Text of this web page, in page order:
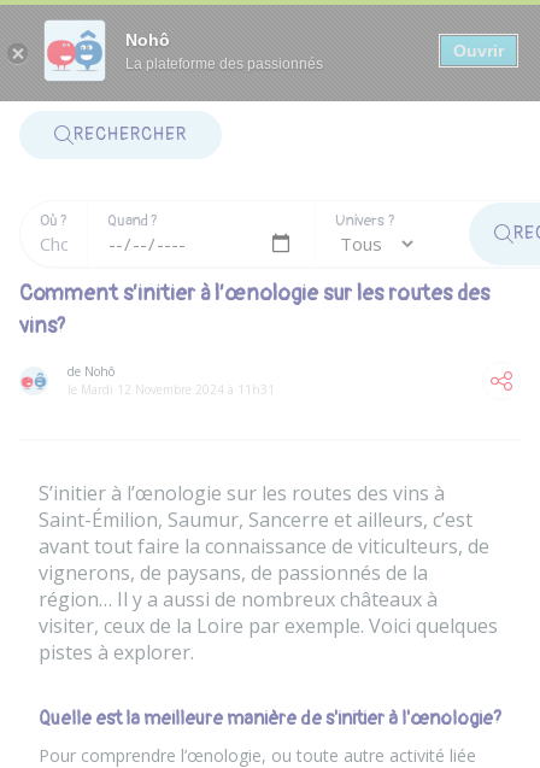
Nohô
La plateforme des passionnés
Ouvrir
RECHERCHER
Où ? Quand ? Univers ?
Comment s’initier à l’œnologie sur les routes des
vins?
de Nohô
le Mardi 12 Novembre 2024 à 11h31
S’initier à l’œnologie sur les routes des vins à
Saint-Émilion, Saumur, Sancerre et ailleurs, c’est
avant tout faire la connaissance de viticulteurs, de
vignerons, de paysans, de passionnés de la
région… Il y a aussi de nombreux châteaux à
visiter, ceux de la Loire par exemple. Voici quelques
pistes à explorer.
Quelle est la meilleure manière de s'initier à l'œnologie?
Pour comprendre l’œnologie, ou toute autre activité liée
Panneau de gestion des cookies